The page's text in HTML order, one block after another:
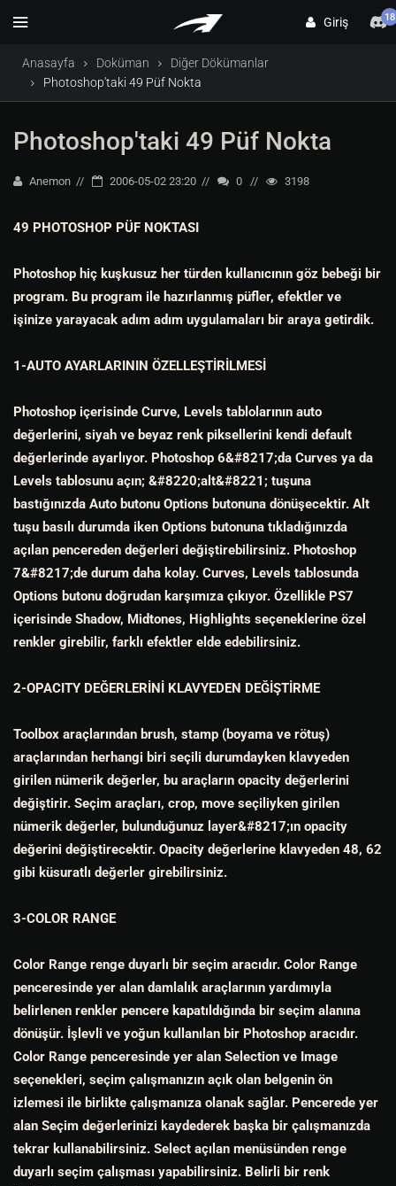
Giriş 18
Anasayfa Doküman
Diğer Dökümanlar
Photoshop'taki 49 Püf Nokta
Photoshop'taki 49 Püf Nokta
Anemon 2006-05-02 23:20 0 3198
49 PHOTOSHOP PÜF NOKTASI
Photoshop hiç kuşkusuz her türden kullanıcının göz bebeği bir
program. Bu program ile hazırlanmış püfler, efektler ve
işinize yarayacak adım adım uygulamaları bir araya getirdik.
1-AUTO AYARLARININ ÖZELLEŞTİRİLMESİ
Photoshop içerisinde Curve, Levels tablolarının auto
değerlerini, siyah ve beyaz renk piksellerini kendi default
değerlerinde ayarlıyor. Photoshop 6&#8217;da Curves ya da
Levels tablosunu açın; &#8220;alt&#8221; tuşuna
bastığınızda Auto butonu Options butonuna dönüşecektir. Alt
tuşu basılı durumda iken Options butonuna tıkladığınızda
açılan pencereden değerleri değiştirebilirsiniz. Photoshop
7&#8217;de durum daha kolay. Curves, Levels tablosunda
Options butonu doğrudan karşımıza çıkıyor. Özellikle PS7
içerisinde Shadow, Midtones, Highlights seçeneklerine özel
renkler girebilir, farklı efektler elde edebilirsiniz.
2-OPACITY DEĞERLERİNİ KLAVYEDEN DEĞİŞTİRME
Toolbox araçlarından brush, stamp (boyama ve rötuş)
araçlarından herhangi biri seçili durumdayken klavyeden
girilen nümerik değerler, bu araçların opacity değerlerini
değiştirir. Seçim araçları, crop, move seçiliyken girilen
nümerik değerler, bulunduğunuz layer&#8217;ın opacity
değerini değiştirecektir. Opacity değerlerine klavyeden 48, 62
gibi küsuratlı değerler girebilirsiniz.
3-COLOR RANGE
Color Range renge duyarlı bir seçim aracıdır. Color Range
penceresinde yer alan damlalık araçlarının yardımıyla
belirlenen renkler pencere kapatıldığında bir seçim alanına
dönüşür. İşlevli ve yoğun kullanılan bir Photoshop aracıdır.
Color Range penceresinde yer alan Selection ve Image
seçenekleri, seçim çalışmanızın açık olan belgenin ön
izlemesi ile birlikte çalışmanıza olanak sağlar. Pencerede yer
alan Seçim değerlerinizi kaydederek başka bir çalışmanızda
tekrar kullanabilirsiniz. Select açılan menüsünden renge
duyarlı seçim çalışması yapabilirsiniz. Belirli bir renk